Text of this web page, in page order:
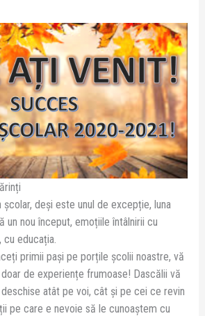
deși este unul de excepție, luna
un nou început, emoțiile întâlnirii cu
educația.
pași pe porțile școlii noastre, vă
de experiențe frumoase! Dascălii vă
atât pe voi, cât și pe cei ce revin
pe care e nevoie să le cunoaștem cu